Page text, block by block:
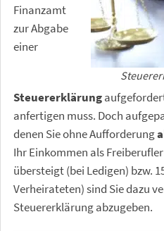
Finanzamt
zur Abgabe
einer
Steuererklärung
anfertigen muss. Doch
denen Sie ohne Aufforderung
Ihr Einkommen als
übersteigt (bei Ledigen) bzw.
Verheirateten) sind Sie dazu
Steuererklärung abzugeben.